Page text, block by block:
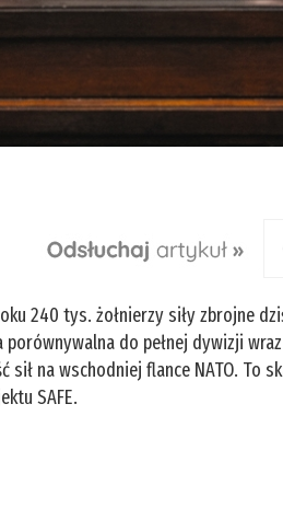
240 tys. żołnierzy siły zbrojne
do pełnej dywizji
sił na wschodniej flance NATO. To
SAFE.